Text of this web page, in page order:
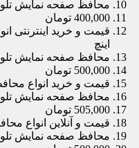
محافظ صفحه نمایش تلویزیون
400,000 تومان
اینچ
محافظ صفحه نمایش تلویزیون
500,000 تومان
قیمت و خرید انواع محافظ
محافظ صفحه نمایش تلویزیون
505,000 تومان
قیمت و آنلاین انواع محافظ
محافظ صفحه نمایش تلویزیون